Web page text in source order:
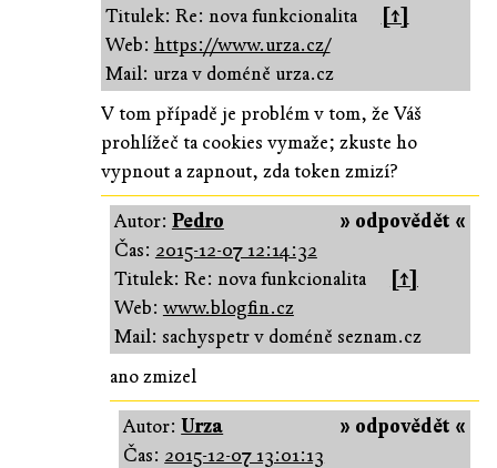
Titulek: Re: nova funkcionalita
[↑]
Web: https://www.urza.cz/
Mail: urza v doméně urza.cz
V tom případě je problém v tom, že Váš
prohlížeč ta cookies vymaže; zkuste ho
vypnout a zapnout, zda token zmizí?
» odpovědět «
Autor: Pedro
Čas: 2015-12-07 12:14:32
Titulek: Re: nova funkcionalita
[↑]
Web: www.blogfin.cz
Mail: sachyspetr v doméně seznam.cz
ano zmizel
» odpovědět «
Autor:Urza
Čas: 2015-12-07 13:01:13